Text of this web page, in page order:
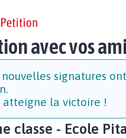
avec vos
signatures ont
atteigne la victoire !
classe - Ecole